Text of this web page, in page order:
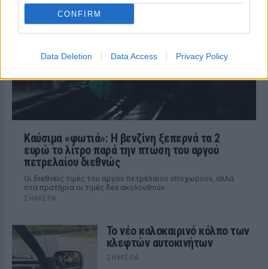
CONFIRM
Data Deletion Data Access Privacy Policy
σύμφωνα με πληροφορίες, κανείς δεν
ώρα
Καύσιμα «φωτιά»: Η βενζίνη ξεπερνά τα 2
ευρώ το λίτρο παρά την πτώση του αργού
πετρελαίου διεθνώς
Οι διεθνείς τιμές του αργού πετρελαίου υποχωρούν, αλλά
στα πρατήρια οι τιμές δεν ακολουθούν
ΣΉΜΕΡΑ
Το νέο καλοκαιρινό κόλπο των
κλεφτών αυτοκινήτων
ΣΉΜΕΡΑ